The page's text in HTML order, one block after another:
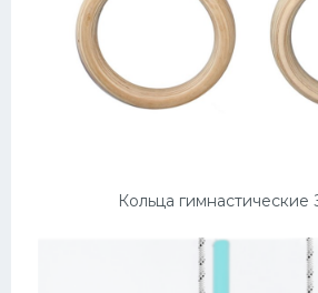
Кольца гимнастические